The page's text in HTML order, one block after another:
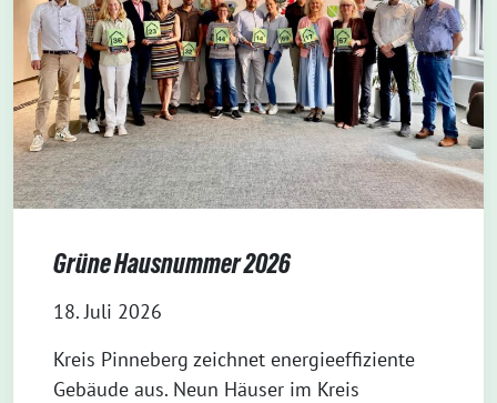
Grüne Hausnummer 2026
18. Juli 2026
Kreis Pinneberg zeichnet energieeffiziente
Gebäude aus. Neun Häuser im Kreis